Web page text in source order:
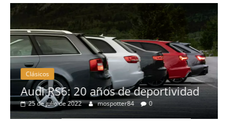
Clásicos
Audi RS6: 20 años de deportividad
25 de julio de 2022 mospotter84 0